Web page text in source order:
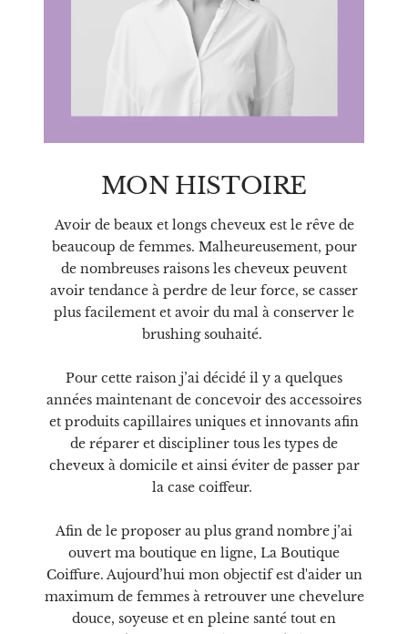
MON HISTOIRE
Avoir de beaux et longs cheveux est le rêve de
beaucoup de femmes. Malheureusement, pour
de nombreuses raisons les cheveux peuvent
avoir tendance à perdre de leur force, se casser
plus facilement et avoir du mal à conserver le
brushing souhaité.
Pour cette raison j’ai décidé il y a quelques
années maintenant de concevoir des accessoires
et produits capillaires uniques et innovants afin
de réparer et discipliner tous les types de
cheveux à domicile et ainsi éviter de passer par
la case coiffeur.
Afin de le proposer au plus grand nombre j’ai
ouvert ma boutique en ligne, La Boutique
Coiffure. Aujourd’hui mon objectif est d'aider un
maximum de femmes à retrouver une chevelure
douce, soyeuse et en pleine santé tout en